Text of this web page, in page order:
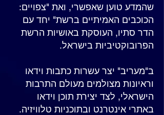
שהמדע טוען שאפשרי, ואת "צפויים:
הכוכבים האמיתיים ברשת" יחד עם
הדר סתיו, העוסקת באושיות הרשת
הפרובוקטיביות בישראל.
ב"מעריב" יצר עשרות כתבות וידאו
וראיונות מצולמים מעולם התרבות
הישראלי, לצד יצירת תוכן וידאו
באתרי אינטרנט ובתוכניות טלוויזיה.